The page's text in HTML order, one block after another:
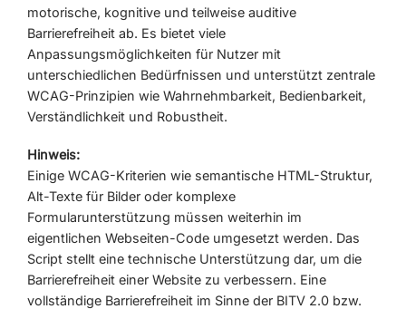
motorische, kognitive und teilweise auditive
Barrierefreiheit ab. Es bietet viele
Anpassungsmöglichkeiten für Nutzer mit
unterschiedlichen Bedürfnissen und unterstützt zentrale
WCAG-Prinzipien wie Wahrnehmbarkeit, Bedienbarkeit,
Verständlichkeit und Robustheit.
Hinweis:
Einige WCAG-Kriterien wie semantische HTML-Struktur,
Alt-Texte für Bilder oder komplexe
Formularunterstützung müssen weiterhin im
eigentlichen Webseiten-Code umgesetzt werden. Das
Script stellt eine technische Unterstützung dar, um die
Barrierefreiheit einer Website zu verbessern. Eine
vollständige Barrierefreiheit im Sinne der BITV 2.0 bzw.